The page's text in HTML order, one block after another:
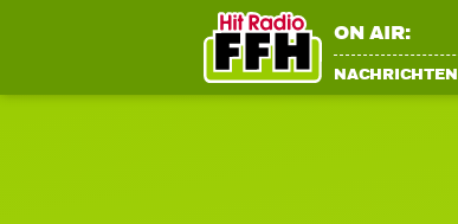
ON AIR:
NACHRICHTEN